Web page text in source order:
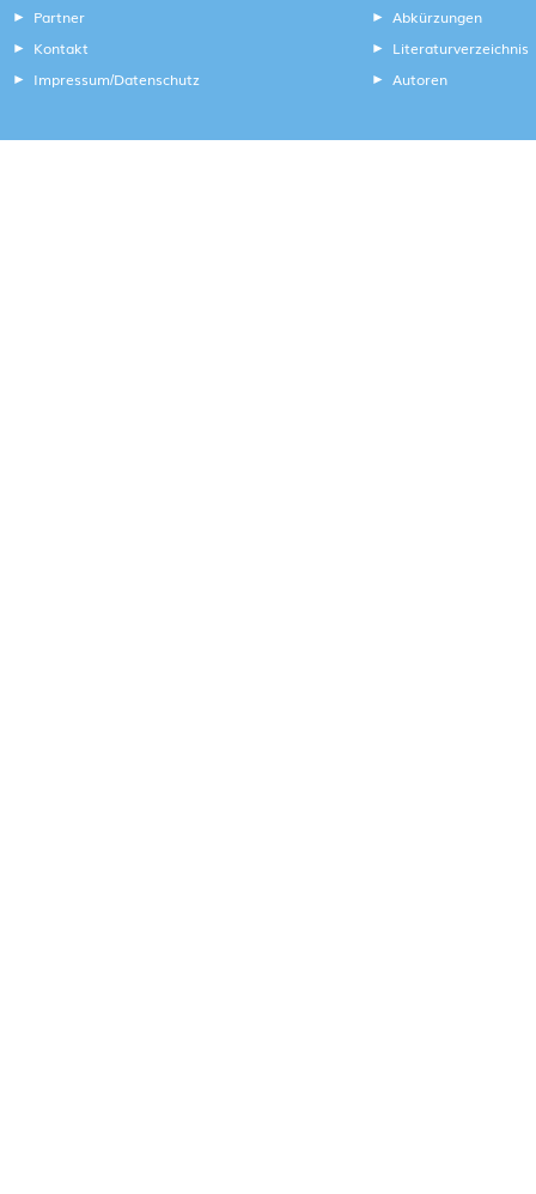
Partner
Kontakt
Impressum/Datenschutz
Abkürzungen
Literaturverzeichnis
Autoren